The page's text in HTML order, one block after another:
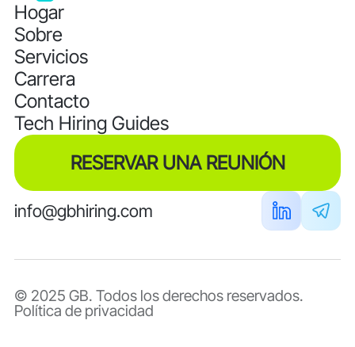
Hogar
Sobre
Servicios
Carrera
Contacto
Tech Hiring Guides
RESERVAR UNA REUNIÓN
info@gbhiring.com
© 2025 GB. Todos los derechos reservados.
Política de privacidad